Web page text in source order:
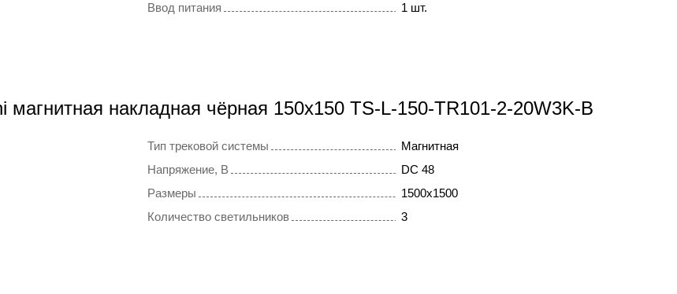
Ввод питания
1 шт.
магнитная накладная чёрная 150x150 TS-L-150-TR101-2-20W3K-B
Тип трековой системы
Магнитная
Напряжение, В
DC 48
Размеры
1500x1500
Количество светильников
3